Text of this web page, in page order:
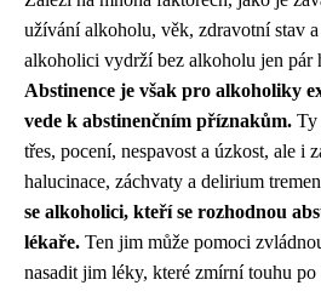
užívání alkoholu, věk, zdravotní stav
alkoholici vydrží bez alkoholu jen
Abstinence je však pro alkoholiky
vede k abstinenčním příznakům. Ty
třes, pocení, nespavost a úzkost, ale i
halucinace, záchvaty a delirium
se alkoholici, kteří se rozhodnou
lékaře. Ten jim může pomoci
nasadit jim léky, které zmírní touhu